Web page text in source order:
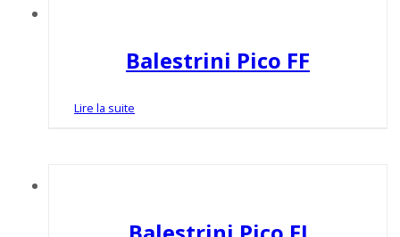
Balestrini Pico FF
Lire la suite